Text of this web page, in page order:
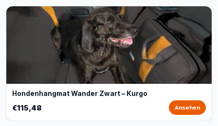
Hondenhangmat Wander Zwart – Kurgo
€115,48 Ansehen